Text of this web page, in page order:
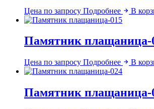
Цена по запросу Подробнее В
Памятник плащаница-
Цена по запросу Подробнее В
Памятник плащаница-